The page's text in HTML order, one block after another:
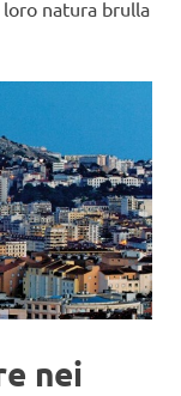
natura brulla
nei